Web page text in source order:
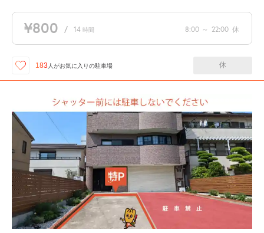
¥800 / 14 時間 8:00 ～ 22:00 休
183 人がお気に入りの駐車場 休